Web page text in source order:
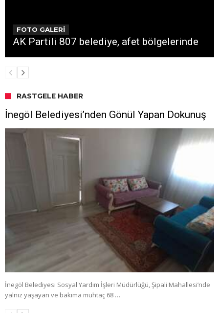
FOTO GALERİ
AK Partili 807 belediye, afet bölgelerinde
RASTGELE HABER
İnegöl Belediyesi’nden Gönül Yapan Dokunuş
İnegöl Belediyesi Sosyal Yardım İşleri Müdürlüğü, Şipali Mahallesi’nde
yalnız yaşayan ve bakıma muhtaç 68 …